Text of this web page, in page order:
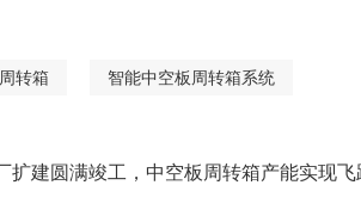
转箱 智能中空板周转箱系统
扩建圆满竣工，中空板周转箱产能实现飞跃